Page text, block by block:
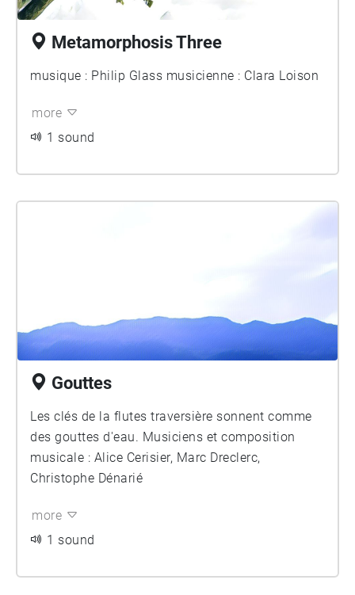
Metamorphosis Three
musique : Philip Glass musicienne : Clara Loison
more
1 sound
Gouttes
Les clés de la flutes traversière sonnent comme
des gouttes d'eau. Musiciens et composition
musicale : Alice Cerisier, Marc Dreclerc,
Christophe Dénarié
more
1 sound